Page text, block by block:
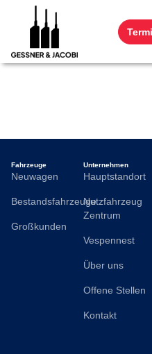
Fahrzeuge
Neuwagen
Bestandsfahrzeuge
Großkunden
Unternehmen
Hauptstandort
Nutzfahrzeug
Zentrum
Vespennest
Über uns
Offene Stellen
Kontakt